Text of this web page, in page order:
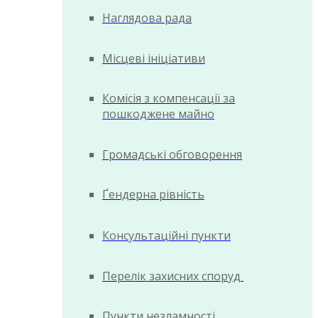
Наглядова рада
Місцеві ініціативи
Комісія з компенсації за
пошкоджене майно
Громадські обговорення
Ґендерна рівність
Консультаційні пункти
Перелік захисних споруд